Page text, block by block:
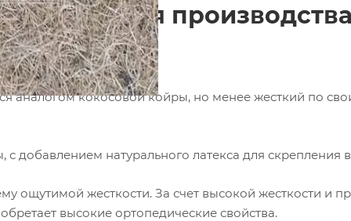
Flex для
аналогом кокосовой койры, но менее жесткий по
с добавлением натурального латекса для скрепления
ощутимой жесткости. За счет высокой жесткости и
высокие ортопедические свойства.